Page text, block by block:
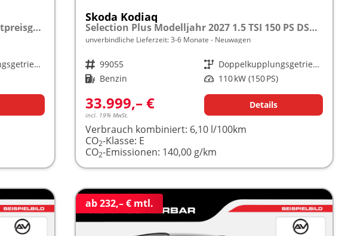
Selection 100% Schwerbehinderung / Festpreisgarantie* Modelljahr 1.5 TSI Mild-Hybrid 150PS DSG "Sonderangebot bei Schwerbehinderung" frei konfigurierbar!
Doppelkupplungsgetriebe (DSG)
Skoda Kodiaq
Selection Plus Modelljahr 2027 1.5 TSI 150 PS DSG TEMPOMAT/R.KAMERA/SHZ/LED/LENKRADHEIZUNG frei konfigurierbar!
unverbindliche Lieferzeit: 3-6 Monate Neuwagen
Fahrzeugnr. 99055 Getriebe
Doppelkupplungsgetriebe (DSG)
Kraftstoff Benzin Leistung 110 kW (150 PS)
33.999,– €
incl. 19% MwSt.
Details
Verbrauch kombiniert: 6,10 l/100km
CO2-Klasse: E
CO2-Emissionen: 140,00 g/km
ab 232,– € mtl.